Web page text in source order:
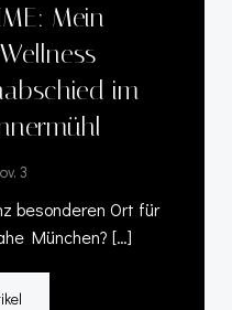
Mein
im
3
besonderen Ort für
München? […]